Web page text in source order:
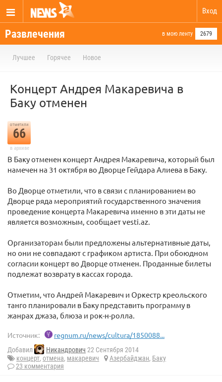
Вход
Развлечения в мою ленту 2679
Лучшее Горячее Новое
Концерт Андрея Макаревича в
Баку отменен
отметили
66
в архиве
В Баку отменен концерт Андрея Макаревича, который был
намечен на 31 октября во Дворце Гейдара Алиева в Баку.
Во Дворце отметили, что в связи с планированием во
Дворце ряда мероприятий государственного значения
проведение концерта Макаревича именно в эти даты не
является возможным, сообщает vesti.az.
Организаторам были предложены альтернативные даты,
но они не совпадают с графиком артиста. При обоюдном
согласии концерт во Дворце отменен. Проданные билеты
подлежат возврату в кассах города.
Отметим, что Андрей Макаревич и Оркестр креольского
танго планировали в Баку представить программу в
жанрах джаза, блюза и рок-н-ролла.
Источник: regnum.ru/news/cultura/1850088...
Добавил Никандрович 22 Сентября 2014
концерт, отмена, макаревич Азербайджан, Баку
23 комментария